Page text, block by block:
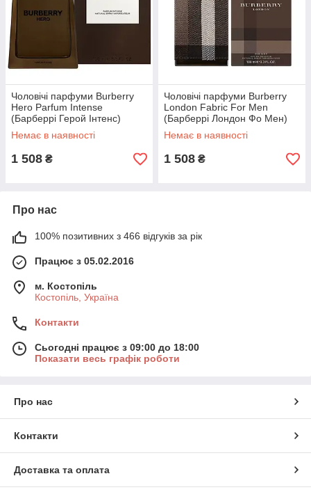
Чоловічі парфуми Burberry
Hero Parfum Intense
(Барберрі Герой Інтенс)
Парфуми 100 ml/мл
Немає в наявності
1 508 ₴
Чоловічі парфуми Burberry
London Fabric For Men
(Барберрі Лондон Фо Мен)
Туалетна вода 100 ml/мл
Немає в наявності
1 508 ₴
Про нас
100% позитивних з 466 відгуків за рік
Працює з 05.02.2016
м. Костопіль
Костопіль, Україна
Контакти
Сьогодні працює з 09:00 до 18:00
Показати весь графік роботи
Про нас
Контакти
Доставка та оплата